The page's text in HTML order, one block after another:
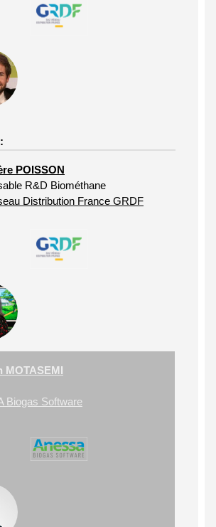
POISSON
R&D Biométhane
Distribution France GRDF
MOTASEMI
Biogas Software